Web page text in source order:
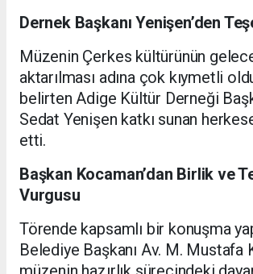
Dernek Başkanı Yenişen’den
Müzenin Çerkes kültürünün
aktarılması adına çok kıymetli
belirten Adige Kültür Derneği
Sedat Yenişen katkı sunan
etti.
Başkan Kocaman’dan Birlik ve
Vurgusu
Törende kapsamlı bir konuşma
Belediye Başkanı Av. M. Mustafa